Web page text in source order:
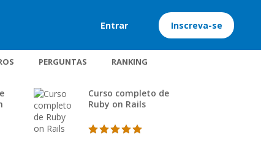
Entrar Inscreva-se
PERGUNTAS RANKING
Curso completo de
Ruby on Rails